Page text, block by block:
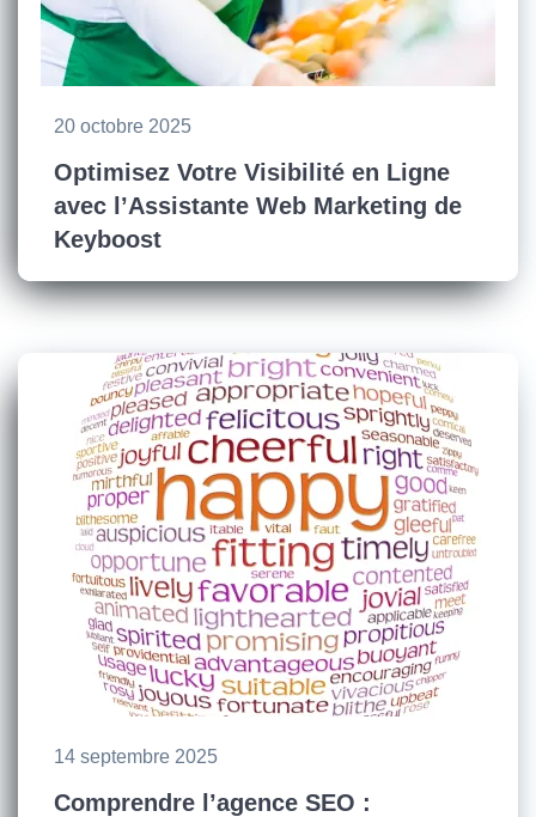
20 octobre 2025
Optimisez Votre Visibilité en Ligne
avec l’Assistante Web Marketing de
Keyboost
14 septembre 2025
Comprendre l’agence SEO :